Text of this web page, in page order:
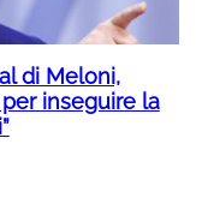
di Meloni,
inseguire la